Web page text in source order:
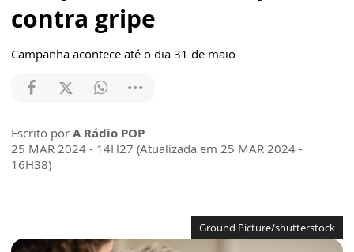
contra gripe
Campanha acontece até o dia 31 de maio
Escrito por A Rádio POP
25 MAR 2024 - 14H27 (Atualizada em 25 MAR 2024 -
16H38)
Ground Picture/shutterstock